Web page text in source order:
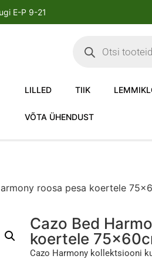
E-P 9-21
LILLED TIIK
VÕTA ÜHENDUST
roosa pesa koertele
Cazo Bed
koertele
Cazo Harmony kollektsiooni